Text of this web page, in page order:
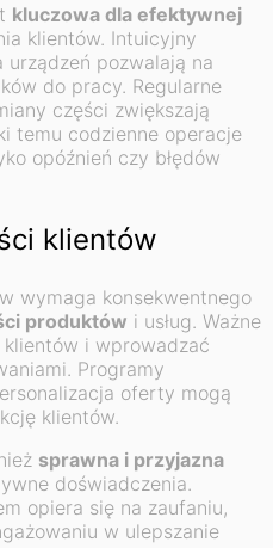
kluczowa dla efektywnej
klientów. Intuicyjny
pozwalają na
do pracy. Regularne
części zwiększają
temu codzienne operacje
opóźnień czy błędów
klientów
wymaga konsekwentnego
produktów i usług. Ważne
klientów i wprowadzać
Programy
oferty mogą
klientów.
sprawna i przyjazna
doświadczenia.
opiera się na zaufaniu,
w ulepszanie